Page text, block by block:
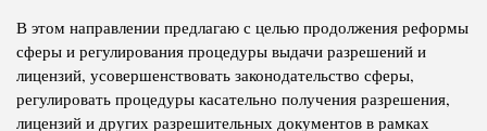
В этом направлении предлагаю с целью продолжения реформы
сферы и регулирования процедуры выдачи разрешений и
лицензий, усовершенствовать законодательство сферы,
регулировать процедуры касательно получения разрешения,
лицензий и других разрешительных документов в рамках